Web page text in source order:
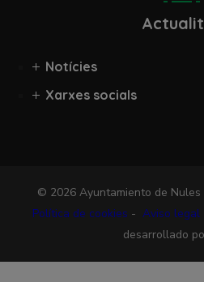
Notícies
Xarxes socials
© 2026 Ayuntamiento de Nules
Política de cookies - Aviso legal
desarrollado